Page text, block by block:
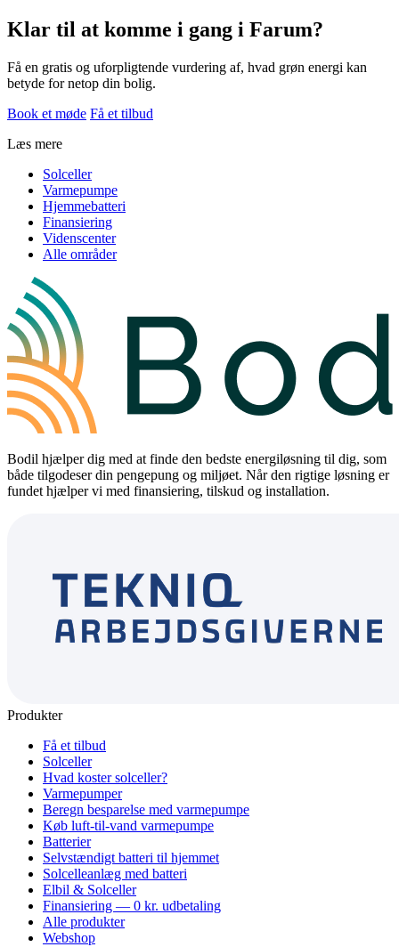
Klar til at komme i gang i Farum?
Få en gratis og uforpligtende vurdering af, hvad grøn energi kan
betyde for netop din bolig.
Book et møde Få et tilbud
Læs mere
Solceller
Varmepumpe
Hjemmebatteri
Finansiering
Videnscenter
Alle områder
Bodil hjælper dig med at finde den bedste energiløsning til dig, som
både tilgodeser din pengepung og miljøet. Når den rigtige løsning er
fundet hjælper vi med finansiering, tilskud og installation.
Produkter
Få et tilbud
Solceller
Hvad koster solceller?
Varmepumper
Beregn besparelse med varmepumpe
Køb luft-til-vand varmepumpe
Batterier
Selvstændigt batteri til hjemmet
Solcelleanlæg med batteri
Elbil & Solceller
Finansiering — 0 kr. udbetaling
Alle produkter
Webshop